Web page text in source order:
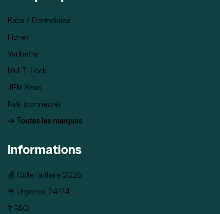
Kaba / Dormakaba
Fichet
Vachette
Mul-T-Lock
JPM Keso
Nuki (connecté)
→ Toutes les marques
Informations
💰 Grille tarifaire 2026
🚨 Urgence 24/24
❓ FAQ